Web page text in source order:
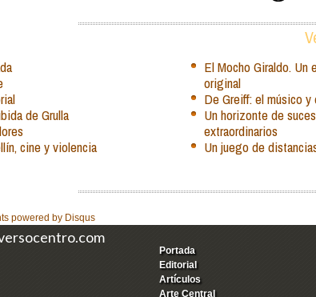
de Grulla
cine y violencia
El Mocho Giraldo. Un
original
De Greiff: el músico
Un horizonte de
extraordinarios
Un juego de
powered by Disqus
Portada
Editorial
Artículos
Arte Central